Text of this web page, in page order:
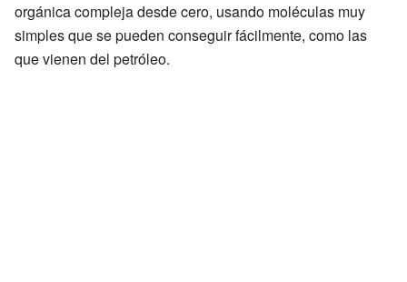
orgánica compleja desde cero, usando moléculas muy
simples que se pueden conseguir fácilmente, como las
que vienen del petróleo.